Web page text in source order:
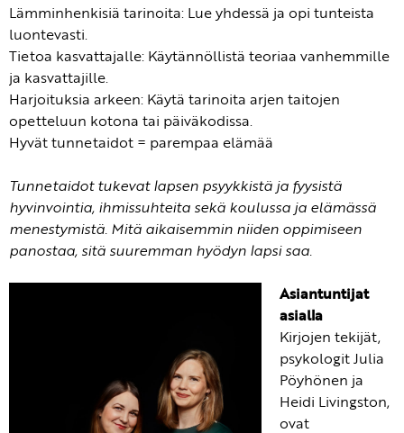
Lämminhenkisiä tarinoita: Lue yhdessä ja opi tunteista
luontevasti.
Tietoa kasvattajalle: Käytännöllistä teoriaa vanhemmille
ja kasvattajille.
Harjoituksia arkeen: Käytä tarinoita arjen taitojen
opetteluun kotona tai päiväkodissa.
Hyvät tunnetaidot = parempaa elämää
Tunnetaidot tukevat lapsen psyykkistä ja fyysistä
hyvinvointia, ihmissuhteita sekä koulussa ja elämässä
menestymistä. Mitä aikaisemmin niiden oppimiseen
panostaa, sitä suuremman hyödyn lapsi saa.
Asiantuntijat
asialla
Kirjojen tekijät,
psykologit Julia
Pöyhönen ja
Heidi Livingston,
ovat